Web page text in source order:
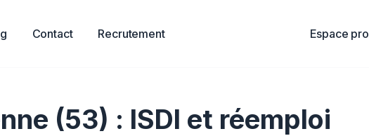
Contact Recrutement Espace pro
(53) : ISDI et réemploi